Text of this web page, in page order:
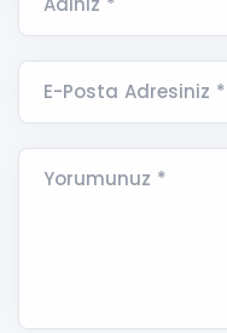
E-Posta Adresiniz *
Yorumunuz *